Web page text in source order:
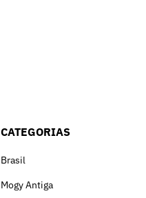
CATEGORIAS
Brasil
Mogy Antiga